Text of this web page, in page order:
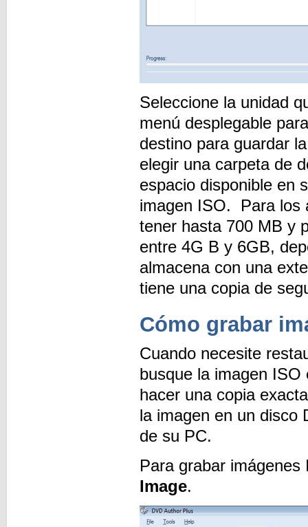
Seleccione la unidad
menú desplegable
destino para guardar
elegir una carpeta de
espacio disponible en
imagen ISO. Para los
tener hasta 700 MB y
entre 4G B y 6GB,
almacena con una
tiene una copia de
Cómo grabar
Cuando necesite
busque la imagen
hacer una copia
la imagen en un disco
de su PC.
Para grabar
Image.